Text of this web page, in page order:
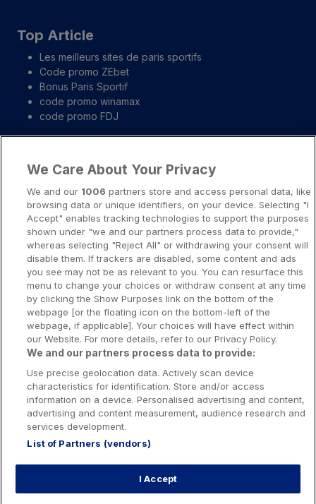
Top Article
Les meilleurs sites de paris sportifs
Code promo ZEbet
Bonus Paris Sportif
code promo winamax
code promo FDJ
Liens importants
A propos
Notice légale
Presse-Recrutement-Partenariat
Politique de confidentialité
Politique de Cookies
Prévenir la dépendance aux jeux d’argent
Nos rédacteurs
Les jeux d’argent et de hasard sont resérvés aux personnes majeures
interdite de jeux. Cette demande est formée auprès de l’Autorité nationale
de jeux, sur les sites de jeux et de paris en ligne exploités par les
opérateurs de jeux agréés en France, sur le site de jeux de loterie en ligne
We Care About Your Privacy
We and our 1006 partners store and access personal data, like
browsing data or unique identifiers, on your device. Selecting "I
Accept" enables tracking technologies to support the purposes
shown under "we and our partners process data to provide,"
whereas selecting "Reject All" or withdrawing your consent will
disable them. If trackers are disabled, some content and ads
you see may not be as relevant to you. You can resurface this
menu to change your choices or withdraw consent at any time
by clicking the Show Purposes link on the bottom of the
webpage [or the floating icon on the bottom-left of the
webpage, if applicable]. Your choices will have effect within
our Website. For more details, refer to our Privacy Policy.
We and our partners process data to provide:
Use precise geolocation data. Actively scan device
characteristics for identification. Store and/or access
information on a device. Personalised advertising and content,
advertising and content measurement, audience research and
services development.
List of Partners (vendors)
I Accept